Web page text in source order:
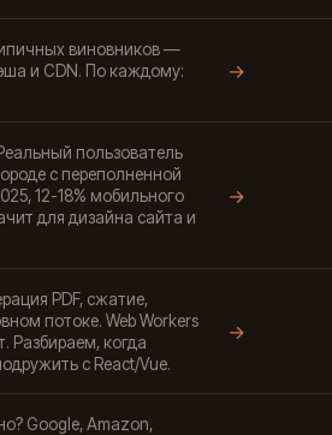
виновников —
и CDN. По каждому:
→
пользователь
с переполненной
12-18% мобильного
для дизайна сайта и
→
PDF, сжатие,
потоке. Web Workers
Разбираем, когда
с React/Vue.
→
Google, Amazon,